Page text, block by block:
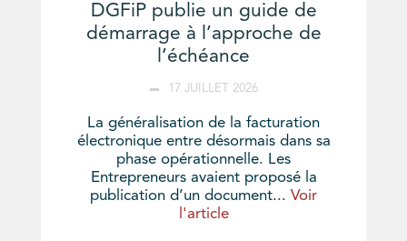
DGFiP publie un guide de
démarrage à l’approche de
l’échéance
17 JUILLET 2026
La généralisation de la facturation
électronique entre désormais dans sa
phase opérationnelle. Les
Entrepreneurs avaient proposé la
publication d’un document... Voir
l'article